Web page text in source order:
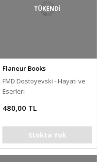
TÜKENDİ
Flaneur Books
FMD Dostoyevski - Hayatı ve
Eserleri
480,00 TL
Stokta Yok